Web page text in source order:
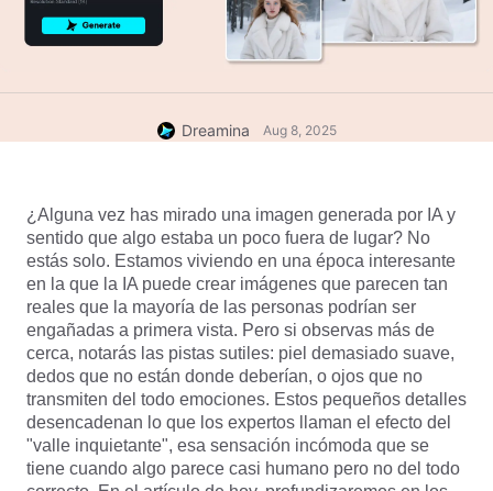
Dreamina Aug 8, 2025
¿Alguna vez has mirado una imagen generada por IA y
sentido que algo estaba un poco fuera de lugar? No
estás solo. Estamos viviendo en una época interesante
en la que la IA puede crear imágenes que parecen tan
reales que la mayoría de las personas podrían ser
engañadas a primera vista. Pero si observas más de
cerca, notarás las pistas sutiles: piel demasiado suave,
dedos que no están donde deberían, o ojos que no
transmiten del todo emociones. Estos pequeños detalles
desencadenan lo que los expertos llaman el efecto del
"valle inquietante", esa sensación incómoda que se
tiene cuando algo parece casi humano pero no del todo